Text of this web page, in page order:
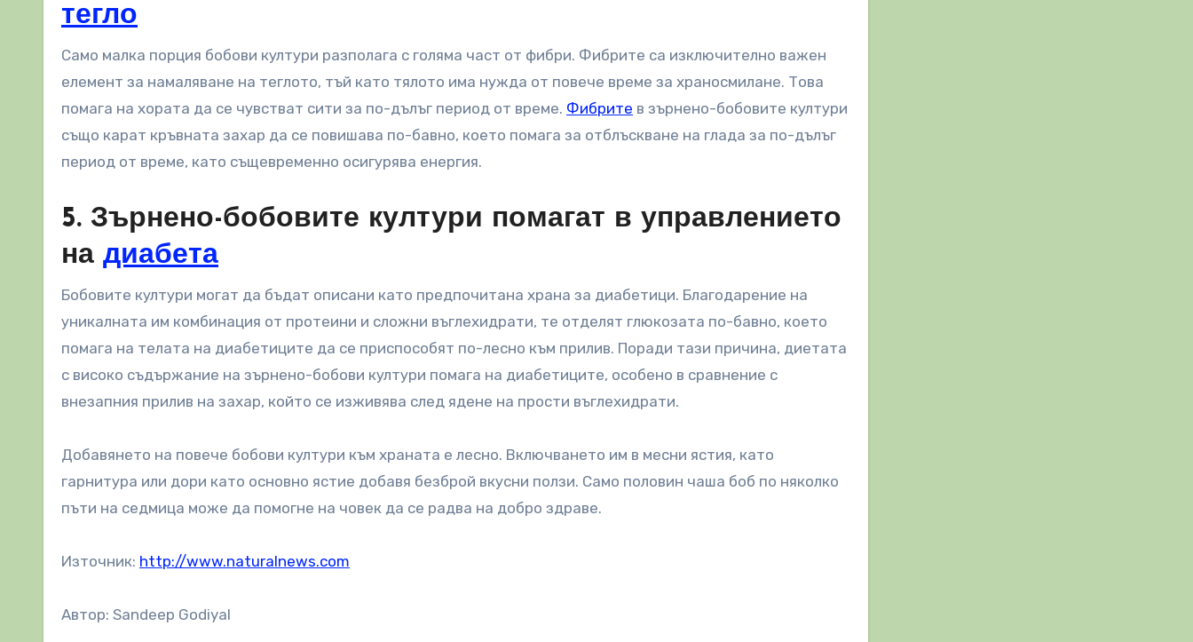
тегло
Само малка порция бобови култури разполага с голяма част от фибри. Фибрите са изключително важен
елемент за намаляване на теглото, тъй като тялото има нужда от повече време за храносмилане. Това
помага на хората да се чувстват сити за по-дълъг период от време. Фибрите в зърнено-бобовите култури
също карат кръвната захар да се повишава по-бавно, което помага за отблъскване на глада за по-дълъг
период от време, като същевременно осигурява енергия.
5. Зърнено-бобовите култури помагат в управлението
на диабета
Бобовите култури могат да бъдат описани като предпочитана храна за диабетици. Благодарение на
уникалната им комбинация от протеини и сложни въглехидрати, те отделят глюкозата по-бавно, което
помага на телата на диабетиците да се приспособят по-лесно към прилив. Поради тази причина, диетата
с високо съдържание на зърнено-бобови култури помага на диабетиците, особено в сравнение с
внезапния прилив на захар, който се изживява след ядене на прости въглехидрати.
Добавянето на повече бобови култури към храната е лесно. Включването им в месни ястия, като
гарнитура или дори като основно ястие добавя безброй вкусни ползи. Само половин чаша боб по няколко
пъти на седмица може да помогне на човек да се радва на добро здраве.
Източник: http://www.naturalnews.com
Автор: Sandeep Godiyal